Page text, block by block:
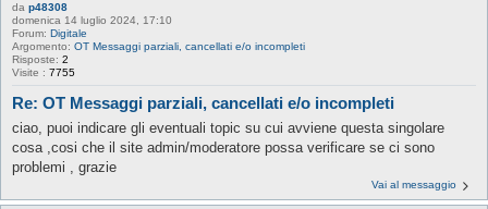
da p48308
domenica 14 luglio 2024, 17:10
Forum: Digitale
Argomento: OT Messaggi parziali, cancellati e/o incompleti
Risposte: 2
Visite : 7755
Re: OT Messaggi parziali, cancellati e/o incompleti
ciao, puoi indicare gli eventuali topic su cui avviene questa singolare
cosa ,cosi che il site admin/moderatore possa verificare se ci sono
problemi , grazie
Vai al messaggio